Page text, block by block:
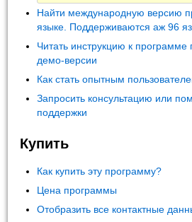
Найти международную версию
языке. Поддерживаются аж 96
Читать инструкцию к программе
демо-версии
Как стать опытным
Запросить консультацию или
поддержки
Купить
Как купить эту программу?
Цена программы
Отобразить все контактные